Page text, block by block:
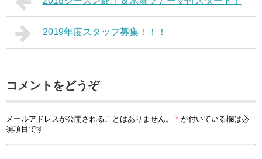
2019年度スタッフ募集！！！
コメントをどうぞ
メールアドレスが公開されることはありません。 * が付いている欄は必
須項目です